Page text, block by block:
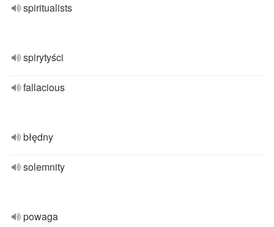
spiritualists
spirytyści
fallacious
błędny
solemnity
powaga